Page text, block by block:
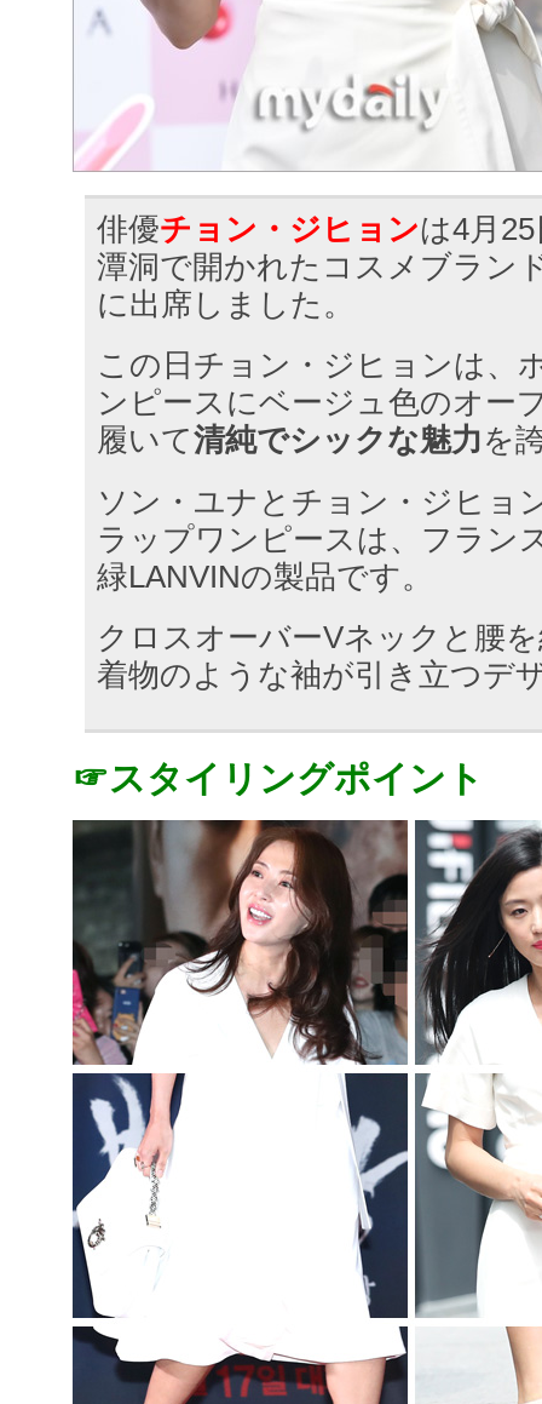
俳優チョン・ジヒョンは4月
潭洞で開かれたコスメブラン
に出席しました。
この日チョン・ジヒョンは、
ンピースにベージュ色のオー
履いて清純でシックな魅力を
ソン・ユナとチョン・ジヒョ
ラップワンピースは、フラン
緑LANVINの製品です。
クロスオーバーVネックと腰
着物のような袖が引き立つデ
☞スタイリングポイント